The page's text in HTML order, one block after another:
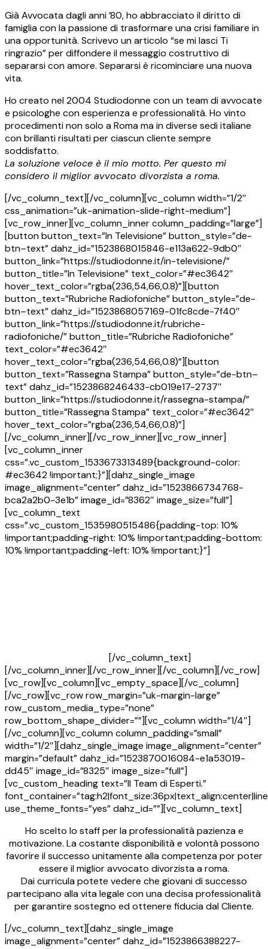
Già Avvocata dagli anni ’80, ho abbracciato il diritto di
famiglia con la passione di trasformare una crisi familiare in
una opportunità. Scrivevo un articolo “se mi lasci Ti
ringrazio” per diffondere il messaggio costruttivo di
separarsi con amore. Separarsi è ricominciare una nuova
vita.
Ho creato nel 2004 Studiodonne con un team di avvocate
e psicologhe con esperienza e professionalità. Ho vinto
procedimenti non solo a Roma ma in diverse sedi italiane
con brillanti risultati per ciascun cliente sempre
soddisfatto.
La soluzione veloce è il mio motto. Per questo mi
considero il miglior avvocato divorzista a roma.
[/vc_column_text][/vc_column][vc_column width=”1/2″
css_animation=”uk-animation-slide-right-medium”]
[vc_row_inner][vc_column_inner column_padding=”large”]
[button button_text=”In Televisione” button_style=”de-
btn–text” dahz_id=”1523868015846-e113a622-9db0″
button_link=”https://studiodonne.it/in-televisione/”
button_title=”In Televisione” text_color=”#ec3642″
hover_text_color=”rgba(236,54,66,0.8)”][button
button_text=”Rubriche Radiofoniche” button_style=”de-
btn–text” dahz_id=”1523868057169-01fc8cde-7f40″
button_link=”https://studiodonne.it/rubriche-
radiofoniche/” button_title=”Rubriche Radiofoniche”
text_color=”#ec3642″
hover_text_color=”rgba(236,54,66,0.8)”][button
button_text=”Rassegna Stampa” button_style=”de-btn–
text” dahz_id=”1523868246433-cb019e17-2737″
button_link=”https://studiodonne.it/rassegna-stampa/”
button_title=”Rassegna Stampa” text_color=”#ec3642″
hover_text_color=”rgba(236,54,66,0.8)”]
[/vc_column_inner][/vc_row_inner][vc_row_inner]
[vc_column_inner
css=”.vc_custom_1533673313489{background-color:
#ec3642 !important;}”][dahz_single_image
image_alignment=”center” dahz_id=”1523866734768-
bca2a2b0-3e1b” image_id=”8362″ image_size=”full”]
[vc_column_text
css=”.vc_custom_1535980515486{padding-top: 10%
!important;padding-right: 10% !important;padding-bottom:
10% !important;padding-left: 10% !important;}”]
[/vc_column_text]
[/vc_column_inner][/vc_row_inner][/vc_column][/vc_row]
[vc_row][vc_column][vc_empty_space][/vc_column]
[/vc_row][vc_row row_margin=”uk-margin-large”
row_custom_media_type=”none”
row_bottom_shape_divider=””][vc_column width=”1/4″]
[/vc_column][vc_column column_padding=”small”
width=”1/2″][dahz_single_image image_alignment=”center”
margin=”default” dahz_id=”1523870016084-e1a53019-
dd45″ image_id=”8325″ image_size=”full”]
[vc_custom_heading text=”Il Team di Esperti.”
use_theme_fonts=”yes” dahz_id=””][vc_column_text]
Ho scelto lo staff per la professionalità pazienza e
motivazione. La costante disponibilità e volontà possono
favorire il successo unitamente alla competenza por poter
essere il miglior avvocato divorzista a roma.
Dai curricula potete vedere che giovani di successo
partecipano alla vita legale con una decisa professionalità
per garantire sostegno ed ottenere fiducia dal Cliente.
[/vc_column_text][dahz_single_image
image_alignment=”center” dahz_id=”1523866388227-